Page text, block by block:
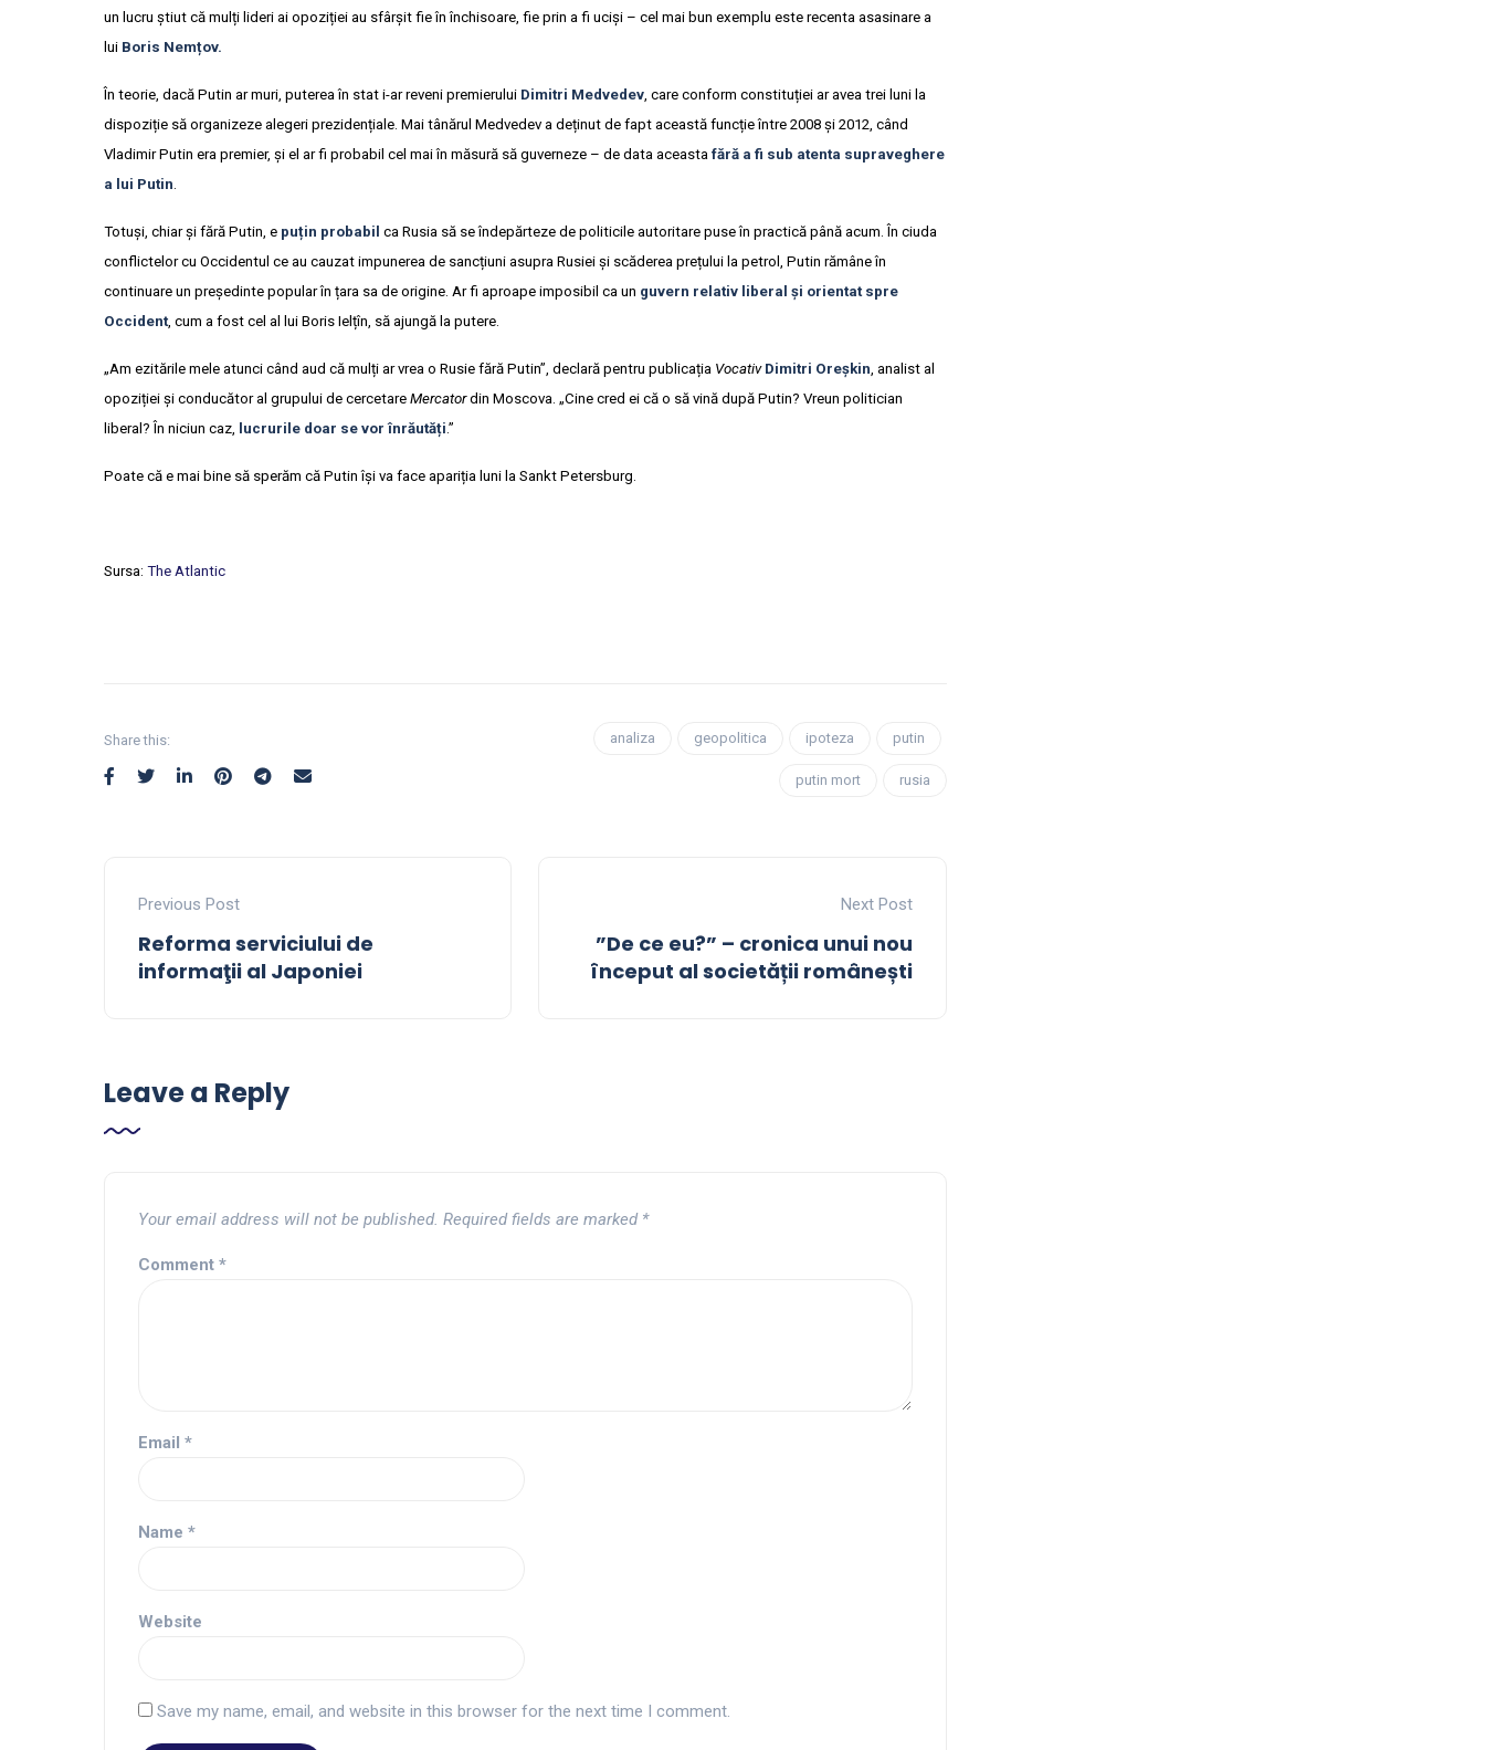
un lucru știut că mulți lideri ai opoziției au sfârșit fie în închisoare, fie prin a fi uciși – cel mai bun exemplu este recenta asasinare a
lui Boris Nemțov.
În teorie, dacă Putin ar muri, puterea în stat i-ar reveni premierului Dimitri Medvedev, care conform constituției ar avea trei luni la
dispoziție să organizeze alegeri prezidențiale. Mai tânărul Medvedev a deținut de fapt această funcție între 2008 și 2012, când
Vladimir Putin era premier, și el ar fi probabil cel mai în măsură să guverneze – de data aceasta fără a fi sub atenta supraveghere
a lui Putin.
Totuși, chiar și fără Putin, e puțin probabil ca Rusia să se îndepărteze de politicile autoritare puse în practică până acum. În ciuda
conflictelor cu Occidentul ce au cauzat impunerea de sancțiuni asupra Rusiei și scăderea prețului la petrol, Putin rămâne în
continuare un președinte popular în țara sa de origine. Ar fi aproape imposibil ca un guvern relativ liberal și orientat spre
Occident, cum a fost cel al lui Boris Ielțîn, să ajungă la putere.
„Am ezitările mele atunci când aud că mulți ar vrea o Rusie fără Putin”, declară pentru publicația Vocativ Dimitri Oreșkin, analist al
opoziției și conducător al grupului de cercetare Mercatordin Moscova. „Cine cred ei că o să vină după Putin? Vreun politician
liberal? În niciun caz, lucrurile doar se vor înrăutăți.”
Poate că e mai bine să sperăm că Putin își va face apariția luni la Sankt Petersburg.
Sursa: The Atlantic
Share this: analiza geopolitica ipoteza putin
putin mort rusia
Previous Post
Reforma serviciului de
informaţii al Japoniei
Next Post
”De ce eu?” – cronica unui nou
început al societății românești
Leave a Reply
Your email address will not be published. Required fields are marked *
Comment *
Email *
Name *
Website
Save my name, email, and website in this browser for the next time I comment.